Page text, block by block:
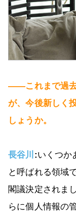
――これまで過去
が、今後新しく
しょうか。
長谷川 :いくつか
と呼ばれる領域
閣議決定されま
らに個人情報の